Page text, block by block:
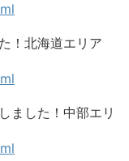
！北海道エリア
した！中部エリ